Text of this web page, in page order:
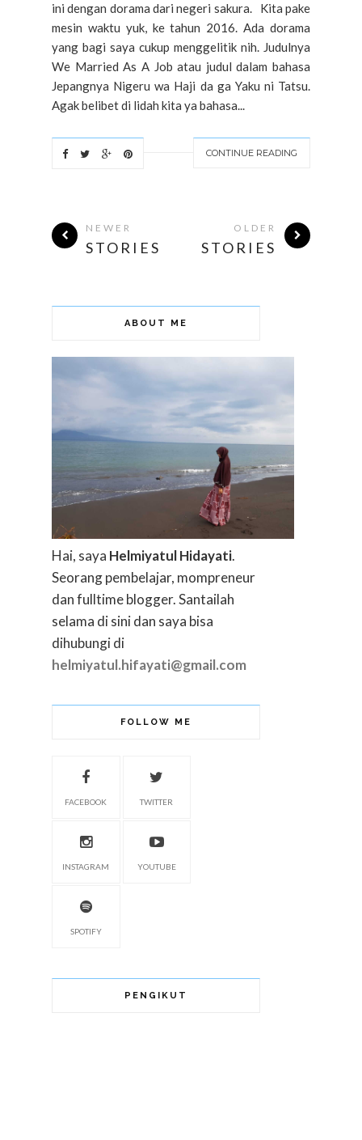
ini dengan dorama dari negeri sakura. Kita pake
mesin waktu yuk, ke tahun 2016. Ada dorama
yang bagi saya cukup menggelitik nih. Judulnya
We Married As A Job atau judul dalam bahasa
Jepangnya Nigeru wa Haji da ga Yaku ni Tatsu.
Agak belibet di lidah kita ya bahasa...
CONTINUE READING
NEWER
STORIES
OLDER
STORIES
ABOUT ME
Hai, saya Helmiyatul Hidayati.
Seorang pembelajar, mompreneur
dan fulltime blogger. Santailah
selama di sini dan saya bisa
dihubungi di
helmiyatul.hifayati@gmail.com
FOLLOW ME
FACEBOOK TWITTER
INSTAGRAM YOUTUBE
SPOTIFY
PENGIKUT